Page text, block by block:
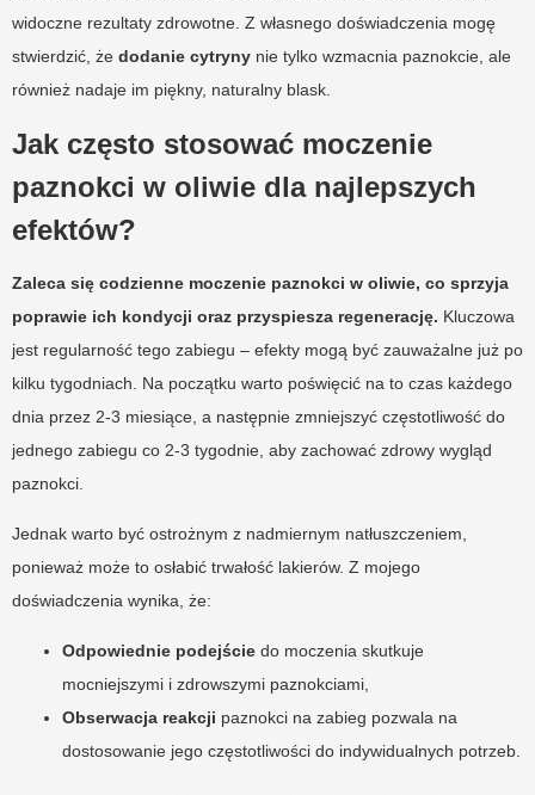
widoczne rezultaty zdrowotne. Z własnego doświadczenia mogę
stwierdzić, że dodanie cytryny nie tylko wzmacnia paznokcie, ale
również nadaje im piękny, naturalny blask.
Jak często stosować moczenie
paznokci w oliwie dla najlepszych
efektów?
Zaleca się codzienne moczenie paznokci w oliwie, co sprzyja
poprawie ich kondycji oraz przyspiesza regenerację. Kluczowa
jest regularność tego zabiegu – efekty mogą być zauważalne już po
kilku tygodniach. Na początku warto poświęcić na to czas każdego
dnia przez 2-3 miesiące, a następnie zmniejszyć częstotliwość do
jednego zabiegu co 2-3 tygodnie, aby zachować zdrowy wygląd
paznokci.
Jednak warto być ostrożnym z nadmiernym natłuszczeniem,
ponieważ może to osłabić trwałość lakierów. Z mojego
doświadczenia wynika, że:
Odpowiednie podejście do moczenia skutkuje
mocniejszymi i zdrowszymi paznokciami,
Obserwacja reakcji paznokci na zabieg pozwala na
dostosowanie jego częstotliwości do indywidualnych potrzeb.